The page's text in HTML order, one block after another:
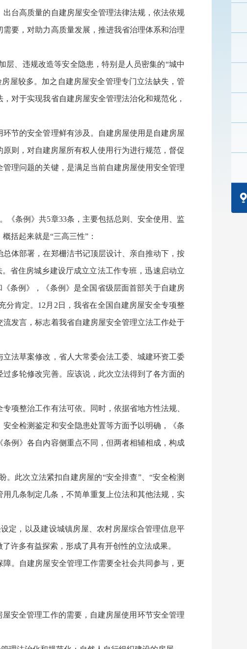
台高质量的自建房屋安全管理法律法规，依法依规
要，对助力高质量发展，推进我省治理体系和治理
、违规改造等安全隐患，特别是人员密集的“城中
屋较多。加之自建房屋安全管理专门立法缺失，管
对于实现我省自建房屋安全管理法治化和规范化，
节的安全管理鲜有涉及。自建房屋使用是自建房屋
则，对自建房屋所有权人使用行为进行规范，督促
理问题的关键，是满足当前自建房屋使用安全管理
《条例》共5章33条，主要包括总则、安全使用、监
括起来就是“三高三性”：
体部署，在郑栅洁书记顶层设计、亲自推动下，按
省住房城乡建设厅成立立法工作专班，迅速启动立
条例》，《条例》是全国省级层面首部关于自建房
分肯定。12月2日，我省在全国自建房屋安全专项整
发言，标志着我省自建房屋安全管理立法工作处于
法草案修改，省人大常委会法工委、城建环资工委
多轮修改完善。应该说，此次立法得到了各方面的
项整治工作有法可依。同时，依据省地方性法规、
全检测鉴定和安全隐患处置等方面予以明确，《条
例》各自内容侧重点不同，但两者相辅相成，构成
此次立法紧扣自建房屋的“安全排查”、“安全检测
用几条制定几条，不简单重复上位法和其他法规，实
定，以及建设城镇房屋、农村房屋综合管理信息平
许多有益探索，形成了具有开创性的立法成果。
。自建房屋安全管理工作需要全社会共同参与，更
安全管理工作的需要，自建房屋使用环节安全管理